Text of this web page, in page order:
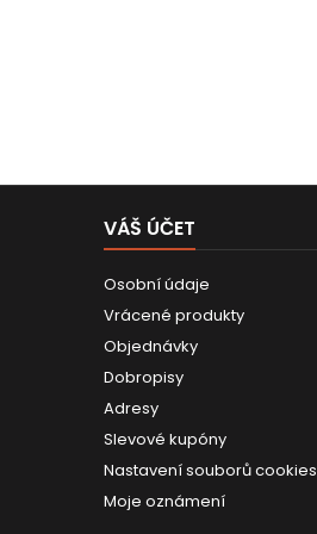
VÁŠ ÚČET
Osobní údaje
Vrácené produkty
Objednávky
Dobropisy
Adresy
Slevové kupóny
Nastavení souborů cookies
Moje oznámení